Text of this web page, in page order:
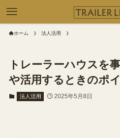
ホーム 法人活用
トレーラーハウスを
や活用するときのポ
法人活用 2025年5月8日